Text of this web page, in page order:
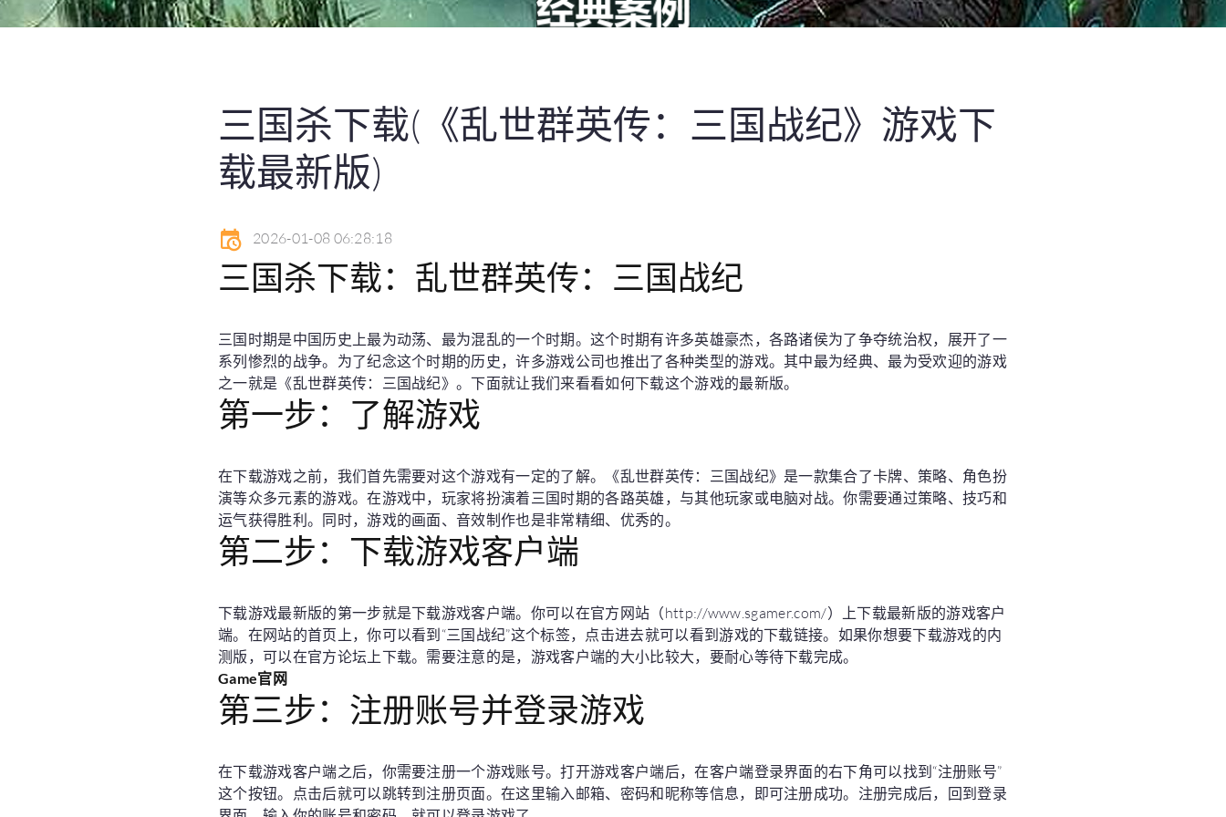
三国杀下载(《乱世群英传：三国战纪》游戏下
载最新版)
2026-01-08 06:28:18
三国杀下载：乱世群英传：三国战纪
三国时期是中国历史上最为动荡、最为混乱的一个时期。这个时期有许多英雄豪杰，各路诸侯为了争夺统治权，展开了一
系列惨烈的战争。为了纪念这个时期的历史，许多游戏公司也推出了各种类型的游戏。其中最为经典、最为受欢迎的游戏
之一就是《乱世群英传：三国战纪》。下面就让我们来看看如何下载这个游戏的最新版。
第一步：了解游戏
在下载游戏之前，我们首先需要对这个游戏有一定的了解。《乱世群英传：三国战纪》是一款集合了卡牌、策略、角色扮
演等众多元素的游戏。在游戏中，玩家将扮演着三国时期的各路英雄，与其他玩家或电脑对战。你需要通过策略、技巧和
运气获得胜利。同时，游戏的画面、音效制作也是非常精细、优秀的。
第二步：下载游戏客户端
下载游戏最新版的第一步就是下载游戏客户端。你可以在官方网站（http://www.sgamer.com/）上下载最新版的游戏客户
端。在网站的首页上，你可以看到“三国战纪”这个标签，点击进去就可以看到游戏的下载链接。如果你想要下载游戏的内
测版，可以在官方论坛上下载。需要注意的是，游戏客户端的大小比较大，要耐心等待下载完成。
Game官网
第三步：注册账号并登录游戏
在下载游戏客户端之后，你需要注册一个游戏账号。打开游戏客户端后，在客户端登录界面的右下角可以找到“注册账号”
这个按钮。点击后就可以跳转到注册页面。在这里输入邮箱、密码和昵称等信息，即可注册成功。注册完成后，回到登录